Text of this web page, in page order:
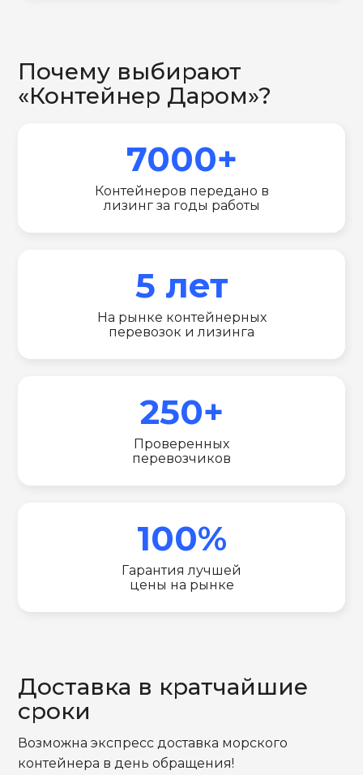
Почему выбирают
«Контейнер Даром»?
7000+
Контейнеров передано в
лизинг за годы работы
5 лет
На рынке контейнерных
перевозок и лизинга
250+
Проверенных
перевозчиков
100%
Гарантия лучшей
цены на рынке
Доставка в кратчайшие
сроки
Возможна экспресс доставка морского
контейнера в день обращения!